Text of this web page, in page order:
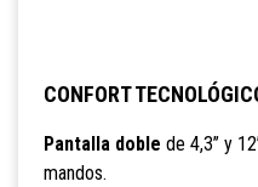
CONFORT
Pantalla doble de 4,3’’ y
mandos.